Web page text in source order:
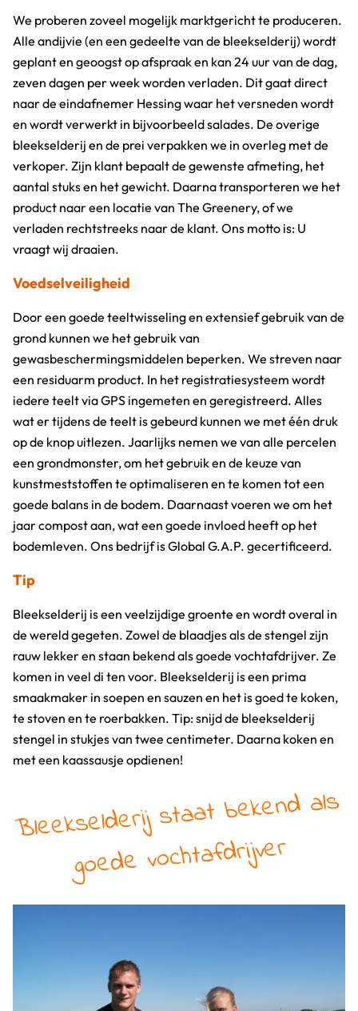
We proberen zoveel mogelijk marktgericht te produceren.
Alle andijvie (en een gedeelte van de bleekselderij) wordt
geplant en geoogst op afspraak en kan 24 uur van de dag,
zeven dagen per week worden verladen. Dit gaat direct
naar de eindafnemer Hessing waar het versneden wordt
en wordt verwerkt in bijvoorbeeld salades. De overige
bleekselderij en de prei verpakken we in overleg met de
verkoper. Zijn klant bepaalt de gewenste afmeting, het
aantal stuks en het gewicht. Daarna transporteren we het
product naar een locatie van The Greenery, of we
verladen rechtstreeks naar de klant. Ons motto is: U
vraagt wij draaien.
Voedselveiligheid
Door een goede teeltwisseling en extensief gebruik van de
grond kunnen we het gebruik van
gewasbeschermingsmiddelen beperken. We streven naar
een residuarm product. In het registratiesysteem wordt
iedere teelt via GPS ingemeten en geregistreerd. Alles
wat er tijdens de teelt is gebeurd kunnen we met één druk
op de knop uitlezen. Jaarlijks nemen we van alle percelen
een grondmonster, om het gebruik en de keuze van
kunstmeststoffen te optimaliseren en te komen tot een
goede balans in de bodem. Daarnaast voeren we om het
jaar compost aan, wat een goede invloed heeft op het
bodemleven. Ons bedrijf is Global G.A.P. gecertificeerd.
Tip
Bleekselderij is een veelzijdige groente en wordt overal in
de wereld gegeten. Zowel de blaadjes als de stengel zijn
rauw lekker en staan bekend als goede vochtafdrijver. Ze
komen in veel di ten voor. Bleekselderij is een prima
smaakmaker in soepen en sauzen en het is goed te koken,
te stoven en te roerbakken. Tip: snijd de bleekselderij
stengel in stukjes van twee centimeter. Daarna koken en
met een kaassausje opdienen!
Bleekselderij staat bekend als
goede vochtafdrijver